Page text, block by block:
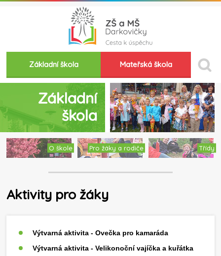
Základní škola Mateřská škola
Základní
škola
O škole Pro žáky a rodiče Třídy
Aktivity pro žáky
Výtvarná aktivita - Ovečka pro kamaráda
Výtvarná aktivita - Velikonoční vajíčka a kuřátka